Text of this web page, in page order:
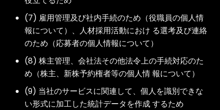
(7) 雇用管理及び社内手続のため（役職員の個人情
報について）、人材採用活動におけ る選考及び連絡
のため（応募者の個人情報について）
(8) 株主管理、会社法その他法令上の手続対応のた
め（株主、新株予約権者等の個人情 報について）
(9) 当社のサービスに関連して、個人を識別できな
い形式に加工した統計データを作成 するため